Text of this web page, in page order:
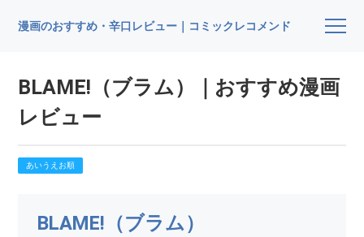
漫画のおすすめ・辛口レビュー｜コミックレコメンド
BLAME!（ブラム）｜おすすめ漫画
レビュー
あいうえお順
BLAME!（ブラム）